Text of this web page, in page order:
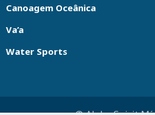
Canoagem Oceânica
Va’a
Water Sports